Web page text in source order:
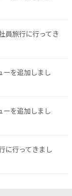
員旅行に行ってき
ーを追加しまし
ーを追加しまし
に行ってきまし